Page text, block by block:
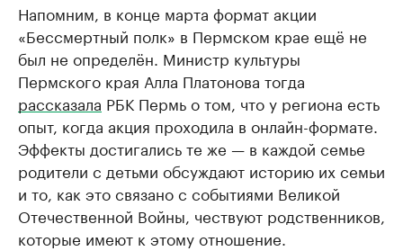
Напомним, в конце марта формат акции
«Бессмертный полк» в Пермском крае ещё не
был не определён. Министр культуры
Пермского края Алла Платонова тогда
рассказала РБК Пермь о том, что у региона есть
опыт, когда акция проходила в онлайн-формате.
Эффекты достигались те же — в каждой семье
родители с детьми обсуждают историю их семьи
и то, как это связано с событиями Великой
Отечественной Войны, чествуют родственников,
которые имеют к этому отношение.